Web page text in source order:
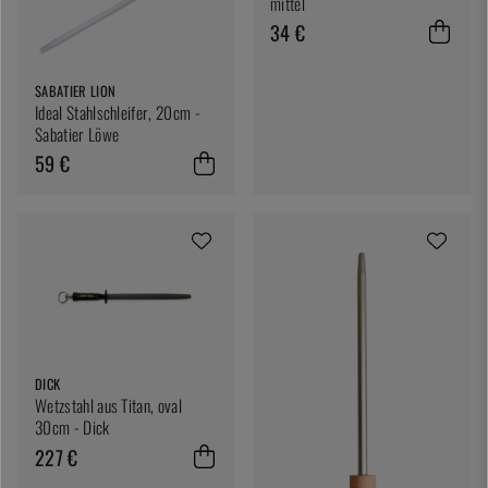
SABATIER LION
Ideal Stahlschleifer, 20cm -
Sabatier Löwe
59 €
34 €
DICK
Wetzstahl aus Titan, oval
30cm - Dick
227 €